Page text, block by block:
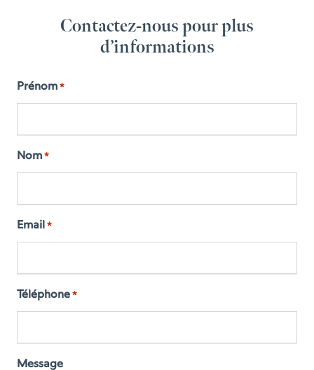
Contactez-nous pour plus
d’informations
Prénom *
Nom *
Email *
Téléphone *
Message